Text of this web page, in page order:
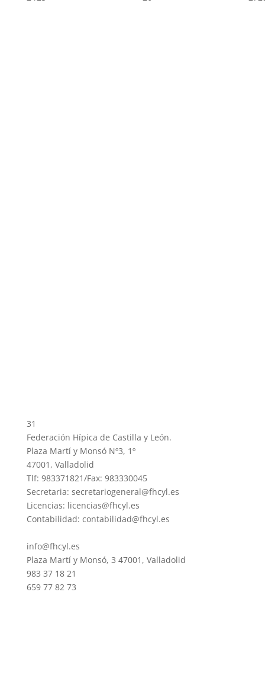
31
Federación Hípica de Castilla y León.
Plaza Martí y Monsó Nº3, 1º
47001, Valladolid
Tlf: 983371821/Fax: 983330045
Secretaria: secretariogeneral@fhcyl.es
Licencias: licencias@fhcyl.es
Contabilidad: contabilidad@fhcyl.es
info@fhcyl.es
Plaza Martí y Monsó, 3 47001, Valladolid
983 37 18 21
659 77 82 73